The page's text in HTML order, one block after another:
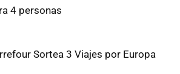
4 personas
Sortea 3 Viajes por Europa